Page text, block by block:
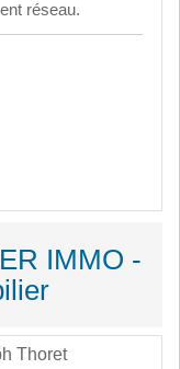
réseau.
IMMO -
Thoret